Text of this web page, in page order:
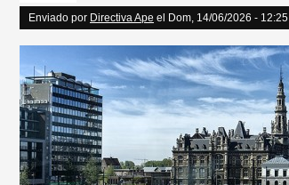
Enviado por Directiva Ape el Dom, 14/06/2026 - 12:25